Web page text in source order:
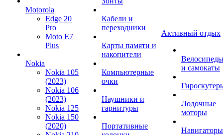
Motorola
Edge 20
Pro
Moto E7
Plus
Nokia
Nokia 105
(2023)
Nokia 106
(2023)
Nokia 125
Nokia 150
(2020)
Кабели и
переходники
Карты памяти и
накопители
Компьютерные
очки
Наушники и
гарнитуры
Портативные
Активный отдых
Велосипеды
и самокаты
Лодочные
моторы
Навигаторы